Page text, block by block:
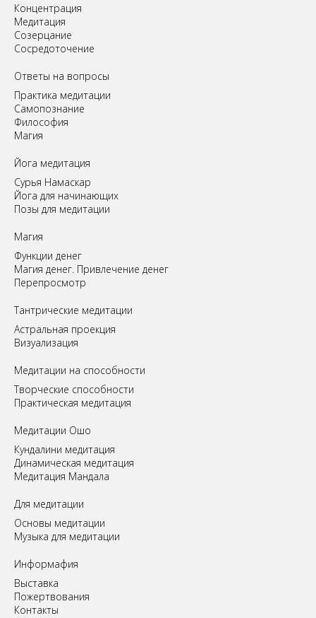
Концентрация
Медитация
Созерцание
Сосредоточение
Ответы на вопросы
Практика медитации
Самопознание
Философия
Магия
Йога медитация
Сурья Намаскар
Йога для начинающих
Позы для медитации
Магия
Функции денег
Магия денег. Привлечение денег
Перепросмотр
Tантрические медитации
Астральная проекция
Визуализация
Медитации на способности
Творческие способности
Практическая медитация
Медитации Ошо
Кундалини медитация
Динамическая медитация
Медитация Мандала
Для медитации
Основы медитации
Музыка для медитации
Информафия
Выставка
Пожертвования
Контакты